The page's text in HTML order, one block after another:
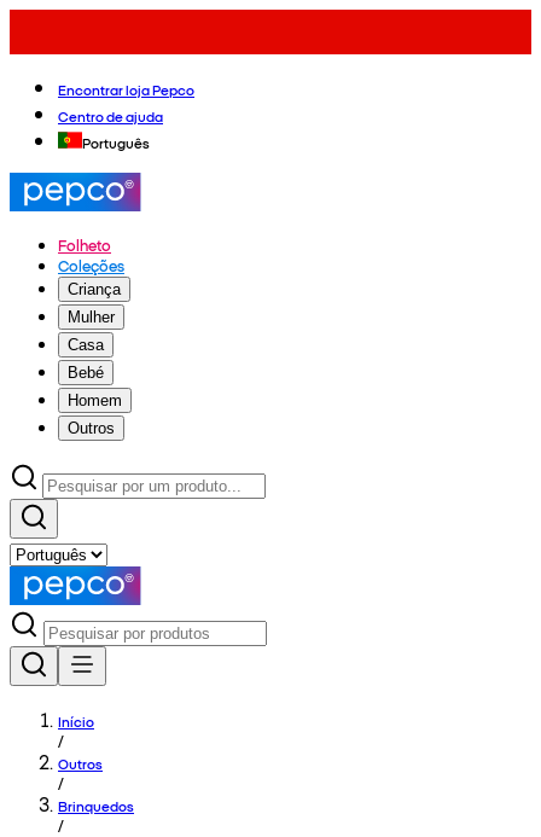
Encontrar loja Pepco
Centro de ajuda
Português
Folheto
Coleções
Criança
Mulher
Casa
Bebé
Homem
Outros
Início
/
Outros
/
Brinquedos
/